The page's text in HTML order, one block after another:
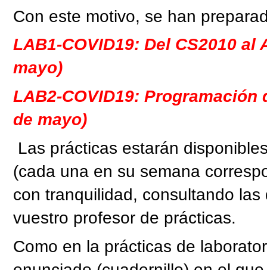
Con este motivo, se han
LAB1-COVID19: Del CS2010 al
mayo)
LAB2-COVID19: Programación
de mayo)
Las prácticas estarán
(cada una en su semana
con tranquilidad, consultando
vuestro profesor de prácticas.
Como en la prácticas de